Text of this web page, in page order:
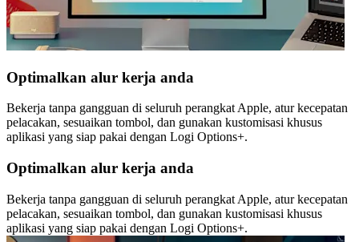
Optimalkan alur kerja anda
Bekerja tanpa gangguan di seluruh perangkat Apple, atur kecepatan
pelacakan, sesuaikan tombol, dan gunakan kustomisasi khusus
aplikasi yang siap pakai dengan Logi Options+.
Optimalkan alur kerja anda
Bekerja tanpa gangguan di seluruh perangkat Apple, atur kecepatan
pelacakan, sesuaikan tombol, dan gunakan kustomisasi khusus
aplikasi yang siap pakai dengan Logi Options+.